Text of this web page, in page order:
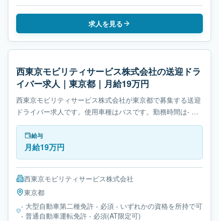
求人を見る
西東京モビリティサービス株式会社の送迎ドラ
イバー求人｜東京都｜月給19万円
西東京モビリティサービス株式会社が東京都で募集する送迎
ドライバー求人です。使用車種はバスです。勤務時間は- シ
フト制です。必要免許は- 大型自動車第二種免許です。
給与
月給19万円
西東京モビリティサービス株式会社
東京都
- 大型自動車第二種免許 - 必須 - いずれかの資格を所持で可
- 普通自動車運転免許 - 必須(AT限定可)